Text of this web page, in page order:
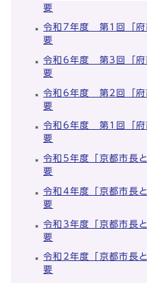
要
令和7年度 第1回「府
要
令和6年度 第3回「府
要
令和6年度 第2回「府
要
令和6年度 第1回「府
要
令和5年度「京都市長
要
令和4年度「京都市長
要
令和3年度「京都市長
要
令和2年度「京都市長
要